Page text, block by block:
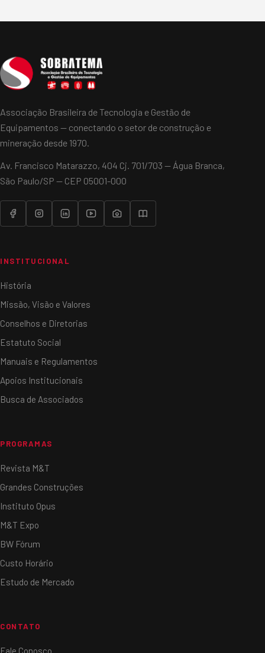
Associação Brasileira de Tecnologia e Gestão de
Equipamentos — conectando o setor de construção e
mineração desde 1970.
Av. Francisco Matarazzo, 404 Cj. 701/703 — Água Branca,
São Paulo/SP — CEP 05001-000
INSTITUCIONAL
História
Missão, Visão e Valores
Conselhos e Diretorias
Estatuto Social
Manuais e Regulamentos
Apoios Institucionais
Busca de Associados
PROGRAMAS
Revista M&T
Grandes Construções
Instituto Opus
M&T Expo
BW Fórum
Custo Horário
Estudo de Mercado
CONTATO
Fale Conosco